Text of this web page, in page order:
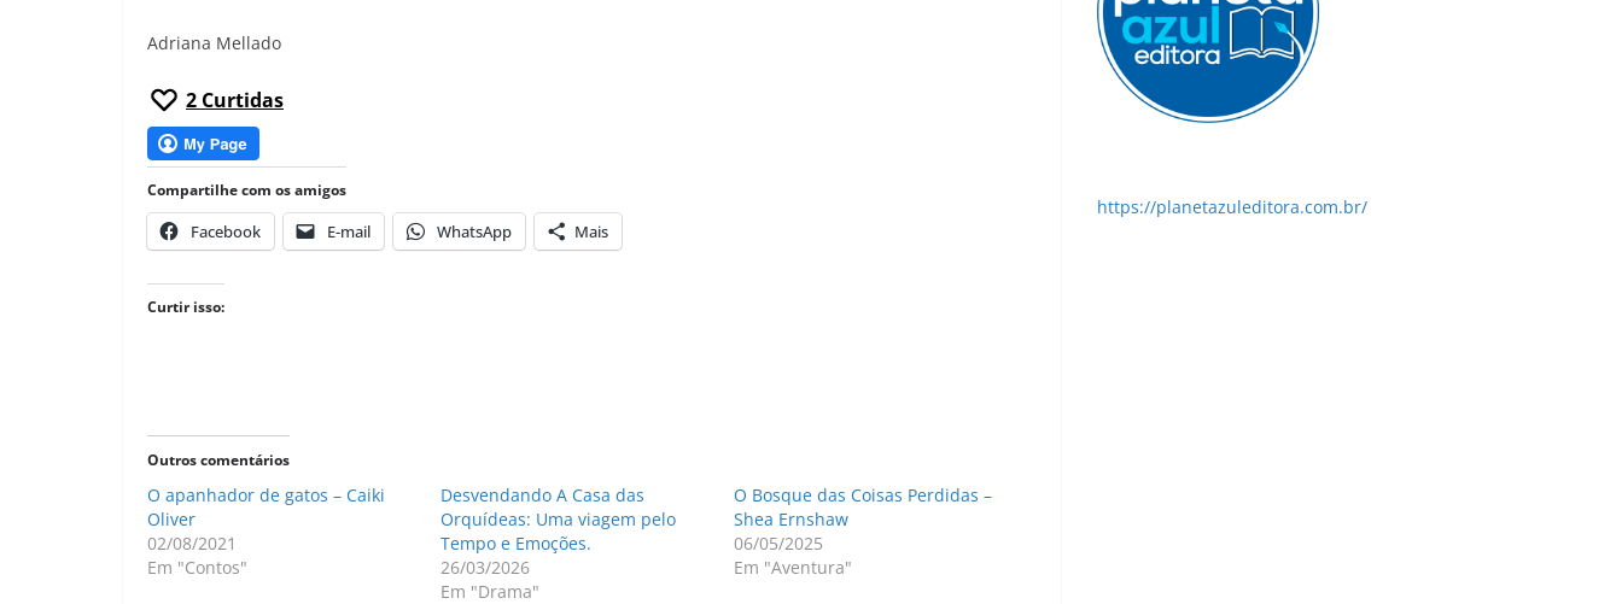
Adriana Mellado
2 Curtidas
Compartilhe com os amigos
Facebook E-mail WhatsApp Mais
Curtir isso:
Outros comentários
O apanhador de gatos – Caiki
Oliver
02/08/2021
Em "Contos"
Desvendando A Casa das
Orquídeas: Uma viagem pelo
Tempo e Emoções.
26/03/2026
Em "Drama"
O Bosque das Coisas Perdidas –
Shea Ernshaw
06/05/2025
Em "Aventura"
https://planetazuleditora.com.br/